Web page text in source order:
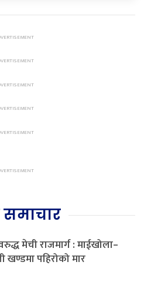
समाचार
मेची राजमार्ग : माईखोला–
खण्डमा पहिरोको मार